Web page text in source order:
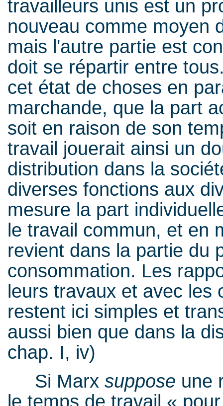
travailleurs unis est un
nouveau comme moyen
mais l'autre partie est
doit se répartir entre
cet état de choses en
marchande, que la part
soit en raison de son
travail jouerait ainsi un
distribution dans la
diverses fonctions aux
mesure la part
le travail commun, et en
revient dans la partie du
consommation. Les
leurs travaux et avec les
restent ici simples et
aussi bien que dans la
chap. I, iv)
Si Marx suppose une
le temps de travail «